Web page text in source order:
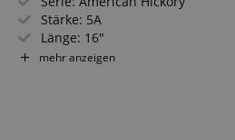
Stärke: 5A
Länge: 16"
Durchmesser: 0,57" (1,45 cm)
mehr anzeigen